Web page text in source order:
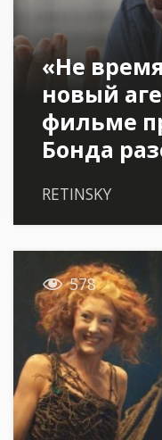
«Не
новый
фильме
Бонда
RETINSKY
 578